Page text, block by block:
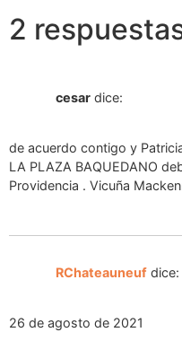
2
cesar dice:
de acuerdo contigo y
LA PLAZA BAQUEDANO
Providencia . Vicuña
RChateauneuf dice:
26 de agosto de 2021